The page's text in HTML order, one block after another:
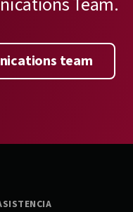
team